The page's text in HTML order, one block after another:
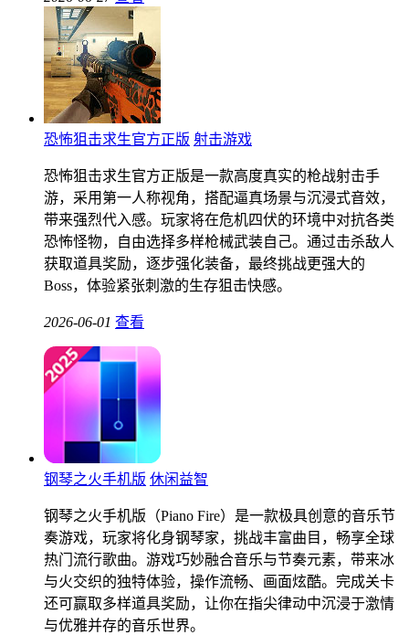
恐怖狙击求生官方正版 射击游戏
恐怖狙击求生官方正版是一款高度真实的枪战射击手
游，采用第一人称视角，搭配逼真场景与沉浸式音效，
带来强烈代入感。玩家将在危机四伏的环境中对抗各类
恐怖怪物，自由选择多样枪械武装自己。通过击杀敌人
获取道具奖励，逐步强化装备，最终挑战更强大的
Boss，体验紧张刺激的生存狙击快感。
2026-06-01 查看
钢琴之火手机版 休闲益智
钢琴之火手机版（Piano Fire）是一款极具创意的音乐节
奏游戏，玩家将化身钢琴家，挑战丰富曲目，畅享全球
热门流行歌曲。游戏巧妙融合音乐与节奏元素，带来冰
与火交织的独特体验，操作流畅、画面炫酷。完成关卡
还可赢取多样道具奖励，让你在指尖律动中沉浸于激情
与优雅并存的音乐世界。